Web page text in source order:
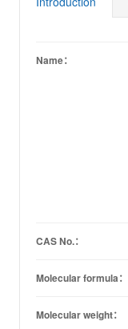
Name：
CAS No.：
Molecular formula：
Molecular weight：